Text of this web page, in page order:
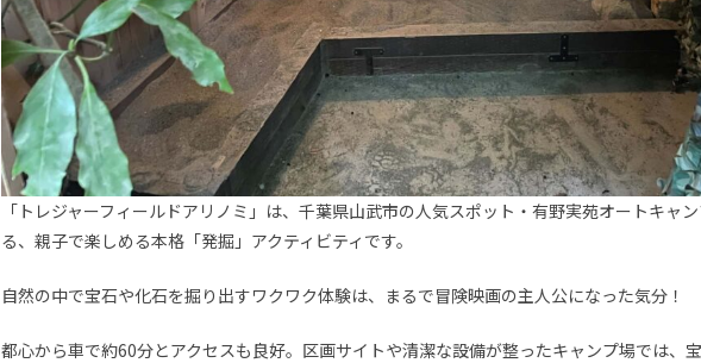
「トレジャーフィールドアリノミ」は、千葉県山武市の人気スポット・有野実苑オートキャ
る、親子で楽しめる本格「発掘」アクティビティです。
自然の中で宝石や化石を掘り出すワクワク体験は、まるで冒険映画の主人公になった気分！
都心から車で約60分とアクセスも良好。区画サイトや清潔な設備が整ったキャンプ場では、